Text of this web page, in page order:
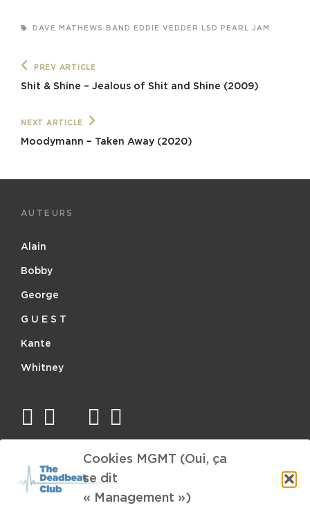
Cookies MGMT (Oui, ça
se dit
« Management »)
TAGS,DAVE MATHEWS BAND EDDIE VEDDER LSD PEARL JAM
Navigation
de
Previous
Post
PREV ARTICLE
Shit & Shine – Jealous of Shit and Shine (2009)
Next
Post
NEXT ARTICLE
Moodymann – Taken Away (2020)
AUTEURS
Alain
Bobby
George
G U E S T
Kante
Whitney
facebook
twitter
mail instagram
Va te faire cuire le cul BRNS